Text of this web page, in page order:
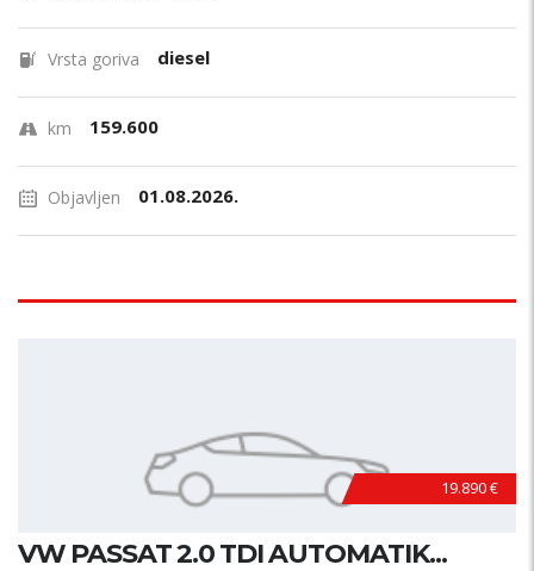
Vrsta goriva diesel
km 159.600
Objavljen 01.08.2026.
19.890 €
VW PASSAT 2.0 TDI AUTOMATIK...